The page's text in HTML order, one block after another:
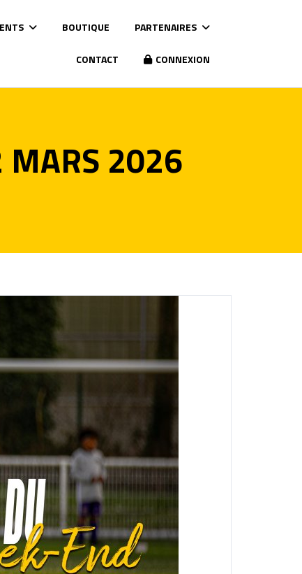
BOUTIQUE PARTENAIRES
CONTACT CONNEXION
MARS 2026